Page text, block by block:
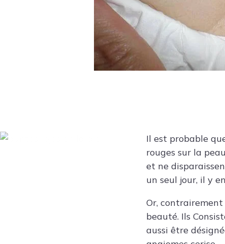
Il est probable
rouges sur la
et ne
un seul jour, il y
Or, contrairement
beauté. Ils
aussi être